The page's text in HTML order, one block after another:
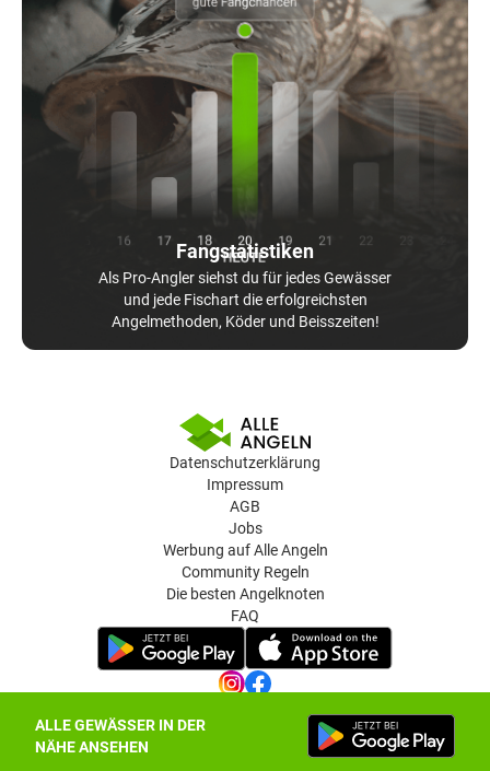
ALLE GEWÄSSER IN DER
NÄHE ANSEHEN
Fangstatistiken
Als Pro-Angler siehst du für jedes Gewässer
und jede Fischart die erfolgreichsten
Angelmethoden, Köder und Beisszeiten!
Datenschutzerklärung
Impressum
AGB
Jobs
Werbung auf Alle Angeln
Community Regeln
Die besten Angelknoten
FAQ
Datenschutz-Einstellungen